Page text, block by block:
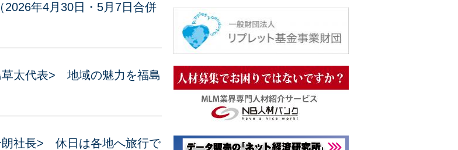
年4月30日・5月7日合併
太代表> 地域の魅力を福島
社長> 休日は各地へ旅行で